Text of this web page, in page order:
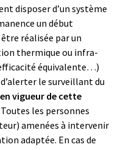
disposer d’un système
un début
réalisée par un
thermique ou infra-
équivalente…)
le surveillant du
vigueur de cette
Toutes les personnes
amenées à intervenir
adaptée. En cas de